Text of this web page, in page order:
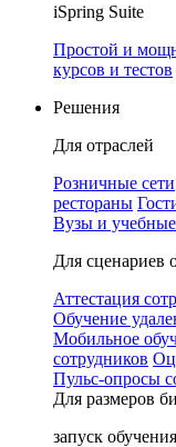
iSpring Suite
Простой и
курсов и тестов
Решения
Для отраслей
Розничные сети
рестораны
Вузы и учебные
Для сценариев
Аттестация
Обучение
Мобильное
сотрудников
Пульс-опросы
Для размеров
запуск обучения